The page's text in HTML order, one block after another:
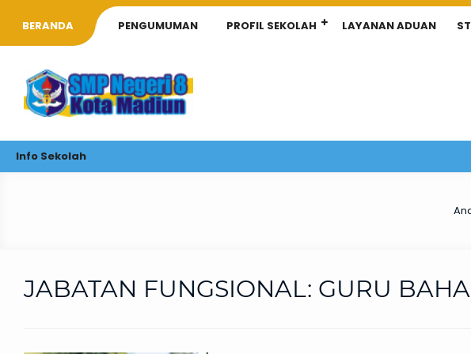
BERANDA PENGUMUMAN PROFIL SEKOLAH LAYANAN ADUAN
Info Sekolah
JABATAN FUNGSIONAL: GURU